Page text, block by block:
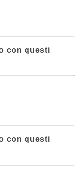
con questi
con questi